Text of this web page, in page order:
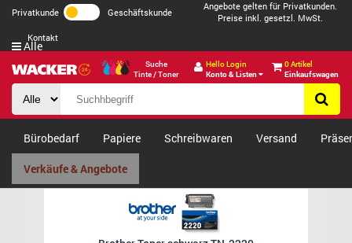
Privatkunde Geschäftskunde
Angebote gelten für Privatkunden.
Preise inkl. gesetzl. MwSt.
Kontakt
Suche
Tinte / Toner
Hello Login
Konto & Listen
0 Artikel
Einkaufswagen
Alle
Bürobedarf Papiere Schreibwaren Versand
Verkäufe & Angebote